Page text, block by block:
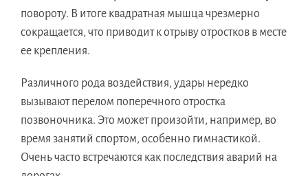
повороту. В итоге квадратная мышца чрезмерно
сокращается, что приводит к отрыву отростков в месте
ее крепления.
Различного рода воздействия, удары нередко
вызывают перелом поперечного отростка
позвоночника. Это может произойти, например, во
время занятий спортом, особенно гимнастикой.
Очень часто встречаются как последствия аварий на